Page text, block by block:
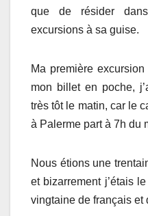
que de résider
excursions à sa guise.
Ma première
mon billet en poche,
très tôt le matin, car le
à Palerme part à 7h du
Nous étions une
et bizarrement j’étais
vingtaine de français et